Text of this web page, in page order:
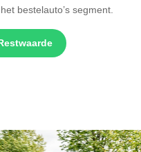
bestelauto’s segment.